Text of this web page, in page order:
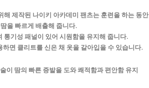
해 제작된 나이키 아카데미 팬츠는 훈련을 하는 동안
땀을 빠르게 배출해 줍니다.
통기성 패널이 있어 시원함을 유지해 줍니다.
하면 클리트를 신은 채 옷을 갈아입을 수 있습니다.
이 땀의 빠른 증발을 도와 쾌적함과 편안함 유지